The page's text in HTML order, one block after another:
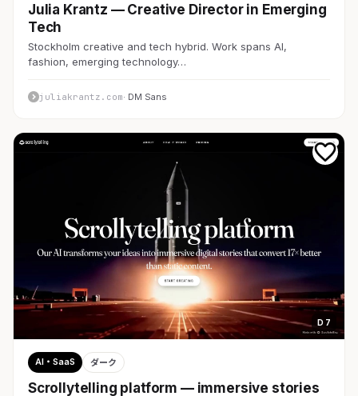
Julia Krantz — Creative Director in Emerging
Tech
Stockholm creative and tech hybrid. Work spans AI,
fashion, emerging technology…
juliakrantz.com· DM Sans
D 7
AI・SaaS ダーク
Scrollytelling platform — immersive stories